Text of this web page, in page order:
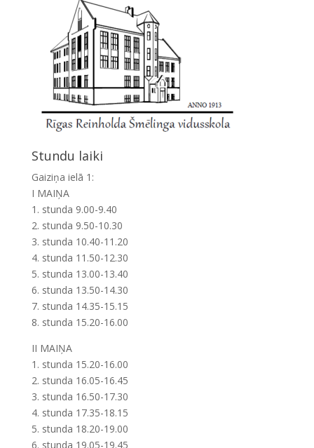
Stundu laiki
Gaiziņa ielā 1:
I MAIŅA
1. stunda 9.00-9.40
2. stunda 9.50-10.30
3. stunda 10.40-11.20
4. stunda 11.50-12.30
5. stunda 13.00-13.40
6. stunda 13.50-14.30
7. stunda 14.35-15.15
8. stunda 15.20-16.00
II MAIŅA
1. stunda 15.20-16.00
2. stunda 16.05-16.45
3. stunda 16.50-17.30
4. stunda 17.35-18.15
5. stunda 18.20-19.00
6. stunda 19.05-19.45